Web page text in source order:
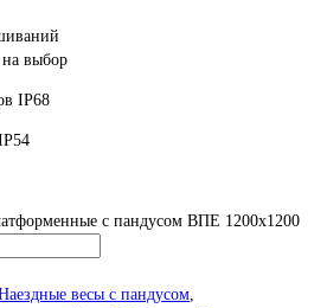
выбор
IP68
с пандусом ВПЕ 1200х1200
весы c пандусом,